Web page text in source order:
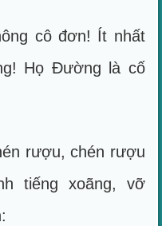
cô đơn! Ít nhất
Họ Đường là cố
rượu, chén rượu
tiếng xoãng, vỡ